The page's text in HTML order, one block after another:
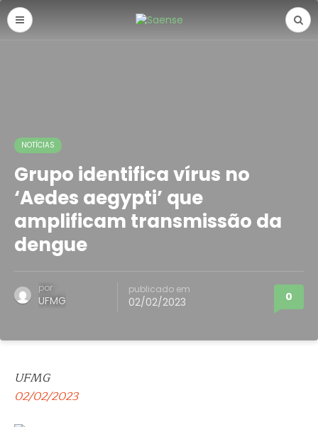
NOTÍCIAS
Grupo identifica vírus no
‘Aedes aegypti’ que
amplificam transmissão da
dengue
por
UFMG
publicado em
02/02/2023 0
UFMG
02/02/2023